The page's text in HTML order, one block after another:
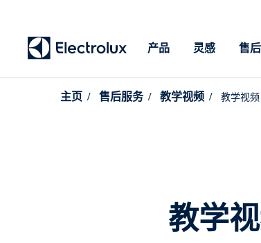
产品 灵感 售
主页 售后服务 教学视频 教学视
教学